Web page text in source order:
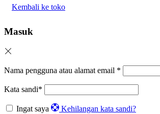
Kembali ke toko
Masuk
Nama pengguna atau alamat email *
Kata sandi*
Ingat saya Kehilangan kata sandi?